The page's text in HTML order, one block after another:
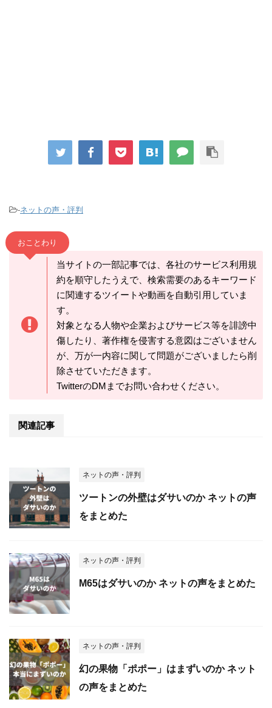
-ネットの声・評判
おことわり
当サイトの一部記事では、各社のサービス利用規
約を順守したうえで、検索需要のあるキーワード
に関連するツイートや動画を自動引用していま
す。
対象となる人物や企業およびサービス等を誹謗中
傷したり、著作権を侵害する意図はございません
が、万が一内容に関して問題がございましたら削
除させていただきます。
TwitterのDMまでお問い合わせください。
関連記事
ネットの声・評判
ツートンの外壁はダサいのか ネットの声
をまとめた
ネットの声・評判
M65はダサいのか ネットの声をまとめた
ネットの声・評判
幻の果物「ポポー」はまずいのか ネット
の声をまとめた